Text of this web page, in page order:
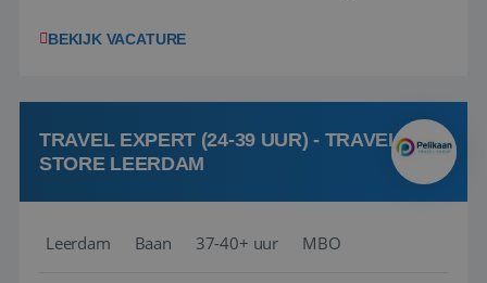
(onderdeel van Pelikaan Travel Group) zoeken
team het reisbureau verder...
BEKIJK VACATURE
TRAVEL EXPERT (24-39 UUR) - TRAVEL
STORE LEERDAM
Leerdam Baan 37-40+ uur MBO